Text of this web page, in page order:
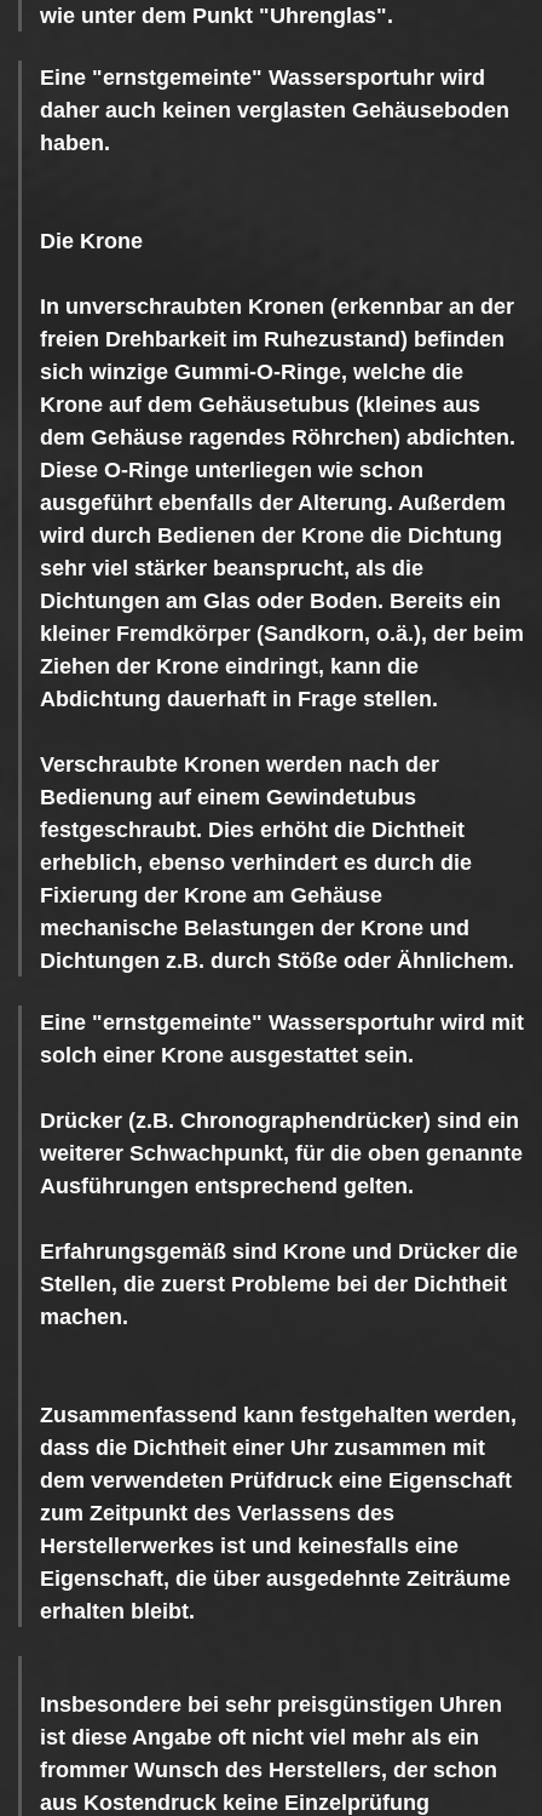
wie unter dem Punkt "Uhrenglas".
Eine "ernstgemeinte" Wassersportuhr wird
daher auch keinen verglasten Gehäuseboden
haben.
Die Krone
In unverschraubten Kronen (erkennbar an der
freien Drehbarkeit im Ruhezustand) befinden
sich winzige Gummi-O-Ringe, welche die
Krone auf dem Gehäusetubus (kleines aus
dem Gehäuse ragendes Röhrchen) abdichten.
Diese O-Ringe unterliegen wie schon
ausgeführt ebenfalls der Alterung. Außerdem
wird durch Bedienen der Krone die Dichtung
sehr viel stärker beansprucht, als die
Dichtungen am Glas oder Boden. Bereits ein
kleiner Fremdkörper (Sandkorn, o.ä.), der beim
Ziehen der Krone eindringt, kann die
Abdichtung dauerhaft in Frage stellen.
Verschraubte Kronen werden nach der
Bedienung auf einem Gewindetubus
festgeschraubt. Dies erhöht die Dichtheit
erheblich, ebenso verhindert es durch die
Fixierung der Krone am Gehäuse
mechanische Belastungen der Krone und
Dichtungen z.B. durch Stöße oder Ähnlichem.
Eine "ernstgemeinte" Wassersportuhr wird mit
solch einer Krone ausgestattet sein.
Drücker (z.B. Chronographendrücker) sind ein
weiterer Schwachpunkt, für die oben genannte
Ausführungen entsprechend gelten.
Erfahrungsgemäß sind Krone und Drücker die
Stellen, die zuerst Probleme bei der Dichtheit
machen.
Zusammenfassend kann festgehalten werden,
dass die Dichtheit einer Uhr zusammen mit
dem verwendeten Prüfdruck eine Eigenschaft
zum Zeitpunkt des Verlassens des
Herstellerwerkes ist und keinesfalls eine
Eigenschaft, die über ausgedehnte Zeiträume
erhalten bleibt.
Insbesondere bei sehr preisgünstigen Uhren
ist diese Angabe oft nicht viel mehr als ein
frommer Wunsch des Herstellers, der schon
aus Kostendruck keine Einzelprüfung